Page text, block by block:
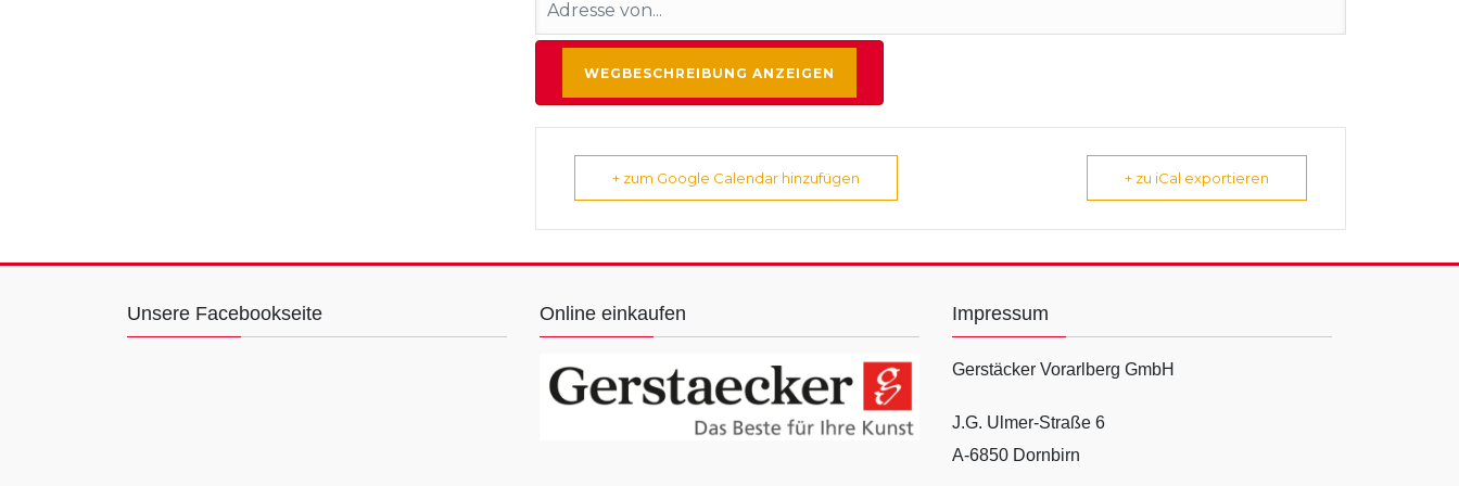
+ zum Google Calendar hinzufügen + zu iCal exportieren
Unsere Facebookseite Online einkaufen Impressum
Gerstäcker Vorarlberg GmbH
J.G. Ulmer-Straße 6
A-6850 Dornbirn